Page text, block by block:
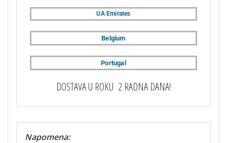
UA Emirates
Belgium
Portugal
DOSTAVA U ROKU 2 RADNA DANA!
Napomena: